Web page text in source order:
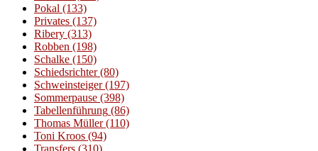
Pokal (133)
Privates (137)
Ribery (313)
Robben (198)
Schalke (150)
Schiedsrichter(80)
Schweinsteiger(197)
Sommerpause (398)
Tabellenführung (86)
Thomas Müller(110)
Toni Kroos (94)
Transfers (310)